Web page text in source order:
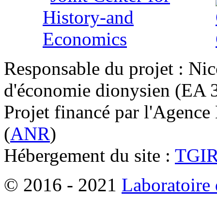
Responsable du projet :
d'économie dionysien
Projet financé par l'Agence
(ANR)
Hébergement du site :
© 2016 - 2021 Laboratoire